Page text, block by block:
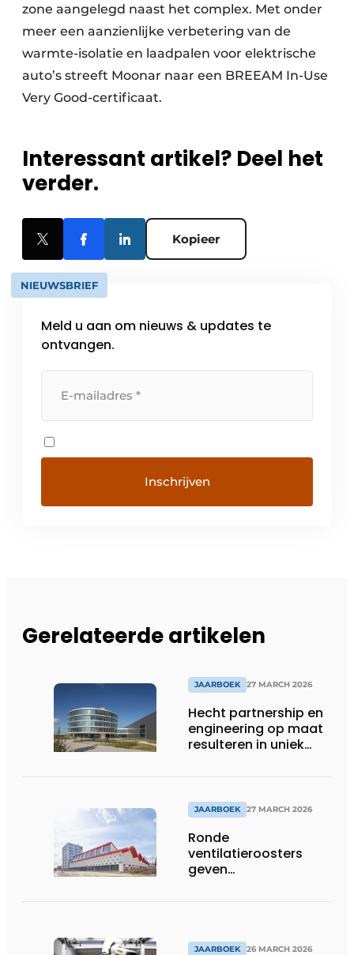
zone aangelegd naast het complex. Met onder
meer een aanzienlijke verbetering van de
warmte-isolatie en laadpalen voor elektrische
auto’s streeft Moonar naar een BREEAM In-Use
Very Good-certificaat.
Interessant artikel? Deel het
verder.
Kopieer
NIEUWSBRIEF
Meld u aan om nieuws & updates te
ontvangen.
Gerelateerde artikelen
JAARBOEK 27 MARCH 2026
Hecht partnership en
engineering op maat
resulteren in uniek
JAARBOEK 27 MARCH 2026
Ronde
ventilatieroosters
geven
JAARBOEK 26 MARCH 2026